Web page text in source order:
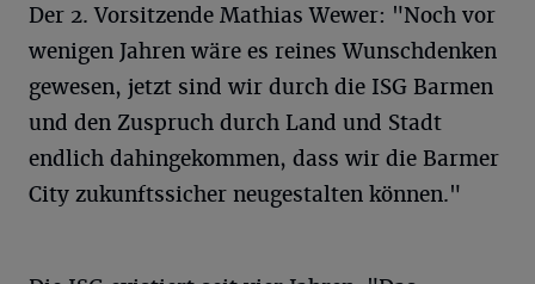
Der 2. Vorsitzende Mathias Wewer: "Noch vor
wenigen Jahren wäre es reines Wunschdenken
gewesen, jetzt sind wir durch die ISG Barmen
und den Zuspruch durch Land und Stadt
endlich dahingekommen, dass wir die Barmer
City zukunftssicher neugestalten können."